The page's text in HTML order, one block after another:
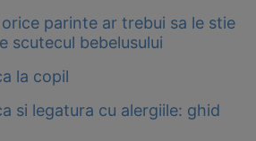
parinte ar trebui sa le stie
scutecul bebelusului
la copil
si legatura cu alergiile: ghid